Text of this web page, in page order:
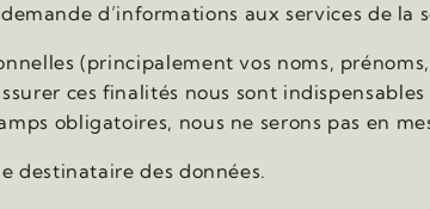
d’informations aux services de la
(principalement vos noms,
ces finalités nous sont
obligatoires, nous ne serons pas en
destinataire des données.